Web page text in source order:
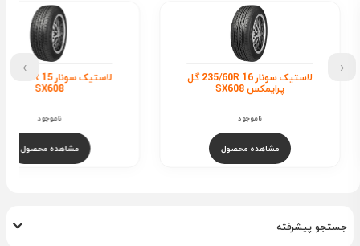
لاستیک سونار 185/65R 15 گل
SX608
ناموجود
مشاهده محصول
Duratek S-866
ناموجود
مشاهده محصول
‹
›
جستجو پیشرفته